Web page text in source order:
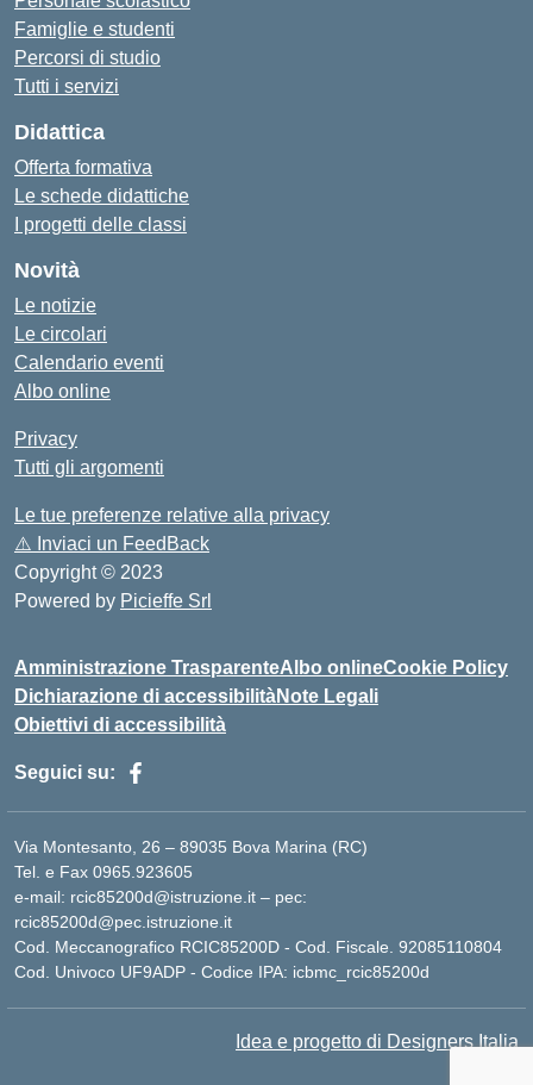
Famiglie e studenti
Percorsi di studio
Tutti i servizi
Didattica
Offerta formativa
Le schede didattiche
I progetti delle classi
Novità
Le notizie
Le circolari
Calendario eventi
Albo online
Privacy
Tutti gli argomenti
Le tue preferenze relative alla privacy
⚠️ Inviaci un FeedBack
Copyright © 2023
Powered by Picieffe Srl
Amministrazione TrasparenteAlbo onlineCookie Policy
Dichiarazione di accessibilitàNote Legali
Obiettivi di accessibilità
Seguici su:
Via Montesanto, 26 – 89035 Bova Marina (RC)
Tel. e Fax 0965.923605
e-mail: rcic85200d@istruzione.it – pec:
rcic85200d@pec.istruzione.it
Cod. Meccanografico RCIC85200D - Cod. Fiscale. 92085110804
Cod. Univoco UF9ADP - Codice IPA: icbmc_rcic85200d
Idea e progetto di Designers Italia